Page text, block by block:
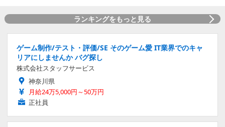
ランキングをもっと見る
ゲーム制作/テスト・評価/SE そのゲーム愛 IT業界でのキャ
リアにしませんか バグ探し
株式会社スタッフサービス
神奈川県
月給24万5,000円～50万円
正社員